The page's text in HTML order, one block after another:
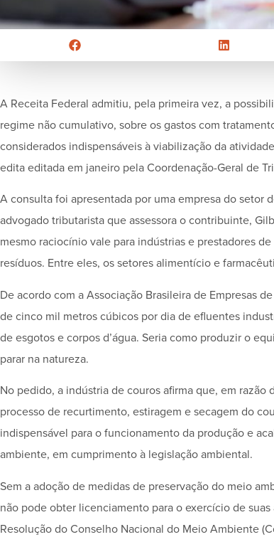
A Receita Federal admitiu, pela primeira vez, a
regime não cumulativo, sobre os gastos com
considerados indispensáveis à viabilização da
edita editada em janeiro pela Coordenação-Geral de
A consulta foi apresentada por uma empresa do setor
advogado tributarista que assessora o contribuinte,
mesmo raciocínio vale para indústrias e prestadores
resíduos. Entre eles, os setores alimentício e
De acordo com a Associação Brasileira de Empresas
de cinco mil metros cúbicos por dia de efluentes
de esgotos e corpos d’água. Seria como produzir o
parar na natureza.
No pedido, a indústria de couros afirma que, em
processo de recurtimento, estiragem e secagem do
indispensável para o funcionamento da produção e
ambiente, em cumprimento à legislação ambiental.
Sem a adoção de medidas de preservação do meio
não pode obter licenciamento para o exercício de
Resolução do Conselho Nacional do Meio Ambiente